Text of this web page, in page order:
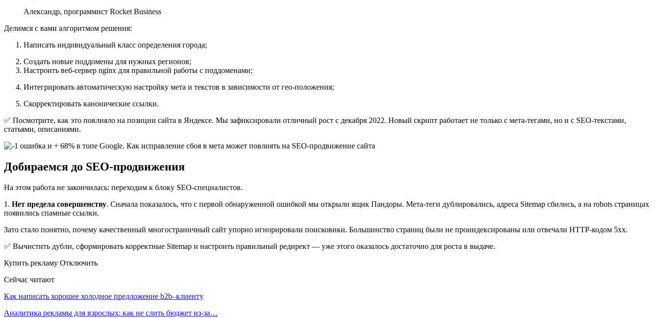
Александр, программист Rocket Business
Делимся с вами алгоритмом решения:
Написать индивидуальный класс определения города;
Создать новые поддомены для нужных регионов;
Настроить веб-сервер nginx для правильной работы с поддоменами;
Интегрировать автоматическую настройку мета и текстов в зависимости от гео-положения;
Скорректировать канонические ссылки.
✅ Посмотрите, как это повлияло на позиции сайта в Яндексе. Мы зафиксировали отличный рост с декабря 2022. Новый скрипт работает не только с мета-тегами, но и с SEO-текстами,
статьями, описаниями.
Добираемся до SEO-продвижения
На этом работа не закончилась: переходим к блоку SEO-специалистов.
1. Нет предела совершенству. Сначала показалось, что с первой обнаруженной ошибкой мы открыли ящик Пандоры. Мета-теги дублировались, адреса Sitemap сбились, а на robots страницах
появились спамные ссылки.
Зато стало понятно, почему качественный многостраничный сайт упорно игнорировали поисковики. Большинство страниц были не проиндексированы или отвечали HTTP-кодом 5xx.
✅ Вычистить дубли, сформировать корректные Sitemap и настроить правильный редирект — уже этого оказалось достаточно для роста в выдаче.
Купить рекламу Отключить
Сейчас читают
Как написать хорошее холодное предложение b2b–клиенту
Аналитика рекламы для взрослых: как не слить бюджет из-за…